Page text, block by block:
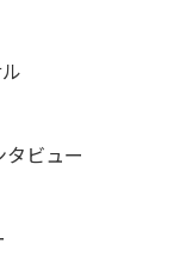
タビュー